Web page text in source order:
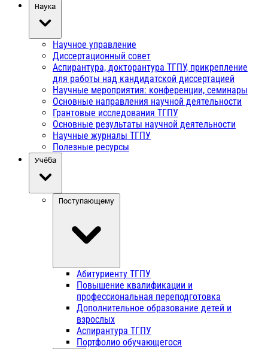
Наука
Научное управление
Диссертационный совет
Аспирантура, докторантура ТГПУ, прикрепление
для работы над кандидатской диссертацией
Научные мероприятия: конференции, семинары
Основные направления научной деятельности
Грантовые исследования ТГПУ
Основные результаты научной деятельности
Научные журналы ТГПУ
Полезные ресурсы
Учёба
Поступающему
Абитуриенту ТГПУ
Повышение квалификации и
профессиональная переподготовка
Дополнительное образование детей и
взрослых
Аспирантура ТГПУ
Портфолио обучающегося